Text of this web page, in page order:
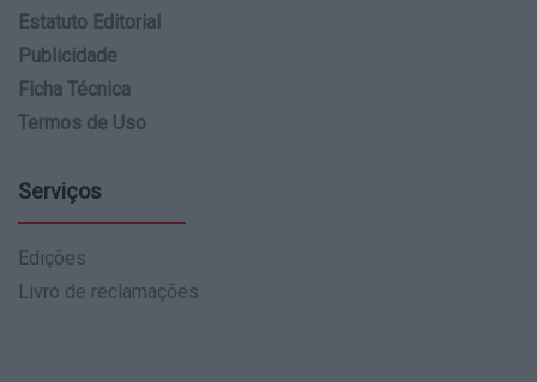
Estatuto Editorial
Publicidade
Ficha Técnica
Termos de Uso
Serviços
Edições
Livro de reclamações